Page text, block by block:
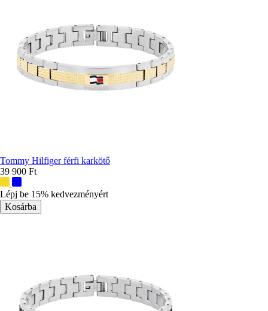
Tommy Hilfiger férfi karkötő
39 900 Ft
színek:
Lépj be 15% kedvezményért